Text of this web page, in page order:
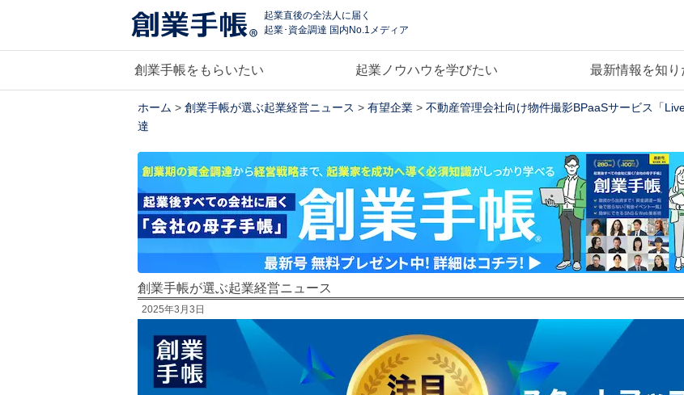
起業直後の全法人に届く
起業･資金調達 国内No.1メディア
創業手帳をもらいたい 起業ノウハウを学びたい 最新情報を知り
ホーム > 創業手帳が選ぶ起業経営ニュース > 有望企業 > 不動産管理会社向け物件撮影BPaaSサービス「
達
創業手帳が選ぶ起業経営ニュース
2025年3月3日